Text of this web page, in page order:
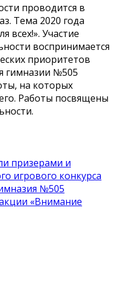
проводится в
Тема 2020 года
всех!». Участие
воспринимается
приоритетов
гимназии №505
на которых
Работы посвящены
призерами и
игрового конкурса
№505
«Внимание